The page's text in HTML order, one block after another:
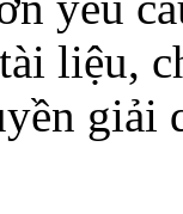
liệu,
giải